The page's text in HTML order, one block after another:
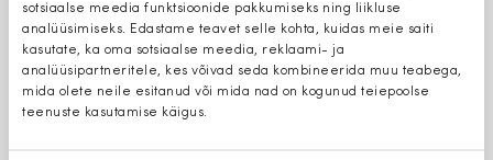
sotsiaalse meedia funktsioonide pakkumiseks ning liikluse
analüüsimiseks. Edastame teavet selle kohta, kuidas meie saiti
kasutate, ka oma sotsiaalse meedia, reklaami- ja
analüüsipartneritele, kes võivad seda kombineerida muu teabega,
mida olete neile esitanud või mida nad on kogunud teiepoolse
teenuste kasutamise käigus.